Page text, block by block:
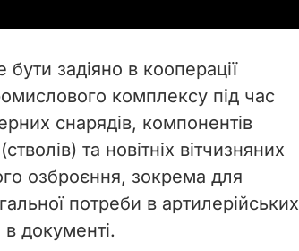
i
d
e
o
задіяно в кооперації
комплексу під час
снарядів, компонентів
та новітніх вітчизняних
озброєння, зокрема для
потреби в артилерійських
документі.